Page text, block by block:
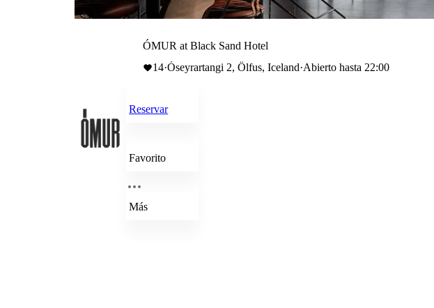
ÓMUR at Black Sand Hotel
14·Óseyrartangi 2, Ölfus, Iceland·Abierto hasta 22:00
Reservar
Favorito
Más